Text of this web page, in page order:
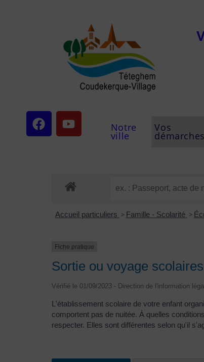
Notre
ville
Vos
démarches
Accueil particuliers > Famille - Scolarité >
Fiche pratique
Sortie ou voyage
Vérifié le 01/09/2023 - Direction de l'information
L'établissement scolaire de votre enfant
comportent pas de nuitée. À quelles
respecter. Elles sont différentes selon qu'il